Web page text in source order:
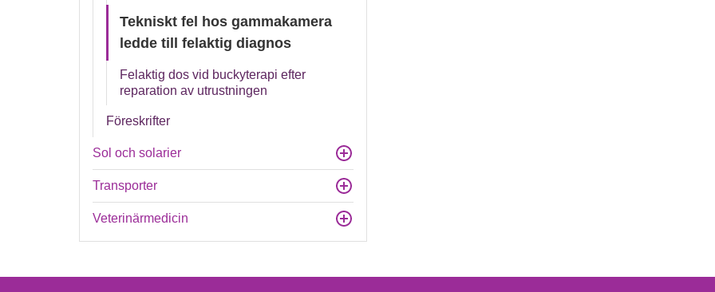
Tekniskt fel hos gammakamera
ledde till felaktig diagnos
Felaktig dos vid buckyterapi efter
reparation av utrustningen
Föreskrifter
Sol och solarier
Transporter
Veterinärmedicin